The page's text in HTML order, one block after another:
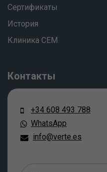
Сертификаты
История
Клиника СЕМ
Контакты
+34 608 493 788
WhatsApp
info@verte.es